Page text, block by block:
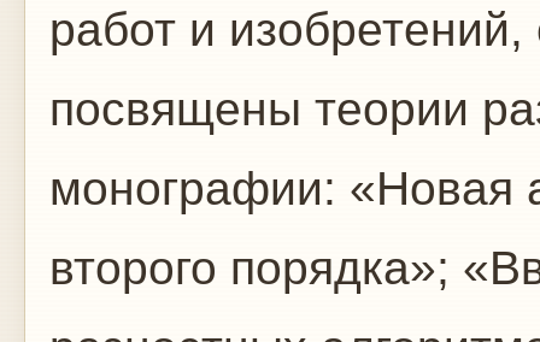
работ и
посвящены теории
монографии: «Новая
второго порядка»;